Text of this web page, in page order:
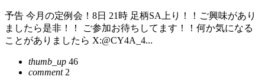
予告 今月の定例会！8日 21時 足柄SA上り！！ご興味があり
ましたら是非！！ ご参加お待ちしてます！！何か気になる
ことがありましたら X:@CY4A_4...
thumb_up 46
comment2